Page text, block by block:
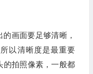
画面要足够清晰，
以清晰度是最重要
的拍照像素，一般都